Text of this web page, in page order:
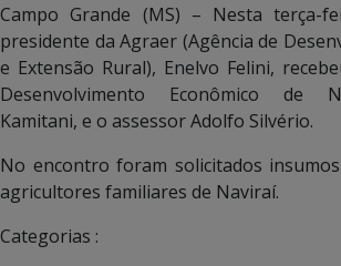
Campo Grande (MS) – Nesta terça-
presidente da Agraer (Agência de
e Extensão Rural), Enelvo Felini,
Desenvolvimento Econômico de
Kamitani, e o assessor Adolfo Silvério.
No encontro foram solicitados
agricultores familiares de Naviraí.
Categorias :